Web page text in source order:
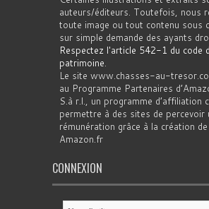
auteurs/éditeurs. Toutefois, nous
toute image ou tout contenu sous
sur simple demande des ayants
Respectez l'article 542-1 du code
patrimoine.
Le site www.chasses-au-
au Programme Partenaires
S.à r.l., un programme d’affiliation
permettre à des sites de percevoir
rémunération grâce à la création
Amazon.fr
CONNEXION